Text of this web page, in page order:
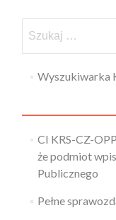
Wyszukiwarka
CI KRS-CZ-
że podmiot
Publicznego
Pełne